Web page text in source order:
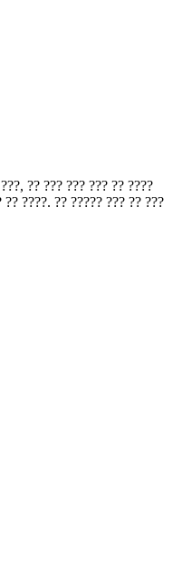
?? ??? ??? ??? ?? ????
????. ?? ????? ??? ?? ???